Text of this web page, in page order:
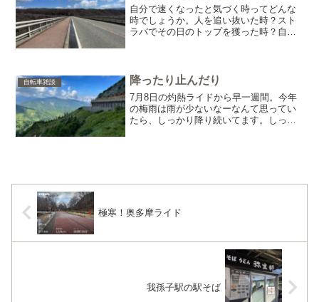
自分で速くなったと気づく時ってどんな
時でしょうか。人を追い抜いた時？スト
ラバでその日のトップを獲った時？自分
通勤距離が５kmだったの...
自転車雑談 降ったり止んだり
7月8日の灼熱ライドから早一週間。今年
の梅雨は雨が少ないなーなんて思ってい
たら、しっかり降り続いてます。しっか
極寒！奥多摩ライド
我孫子駅の駅そば